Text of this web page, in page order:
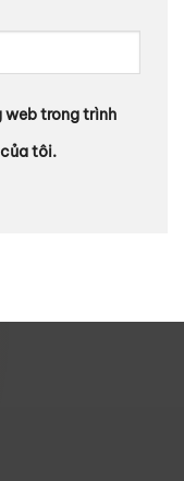
web trong trình
tôi.